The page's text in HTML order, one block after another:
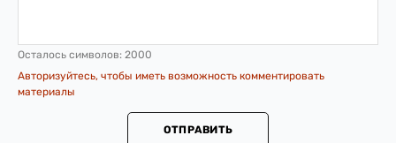
Осталось символов: 2000
Авторизуйтесь, чтобы иметь возможность комментировать
материалы
ОТПРАВИТЬ